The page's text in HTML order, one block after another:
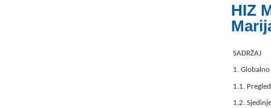
HIZ
SADRŽAJ
1.
1.1.
1.2.